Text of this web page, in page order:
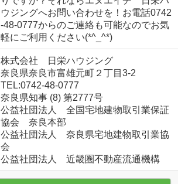
ウジングへお問い合わせを！お電話0742
-48-0777からのご連絡も可能なのでお気
軽にご利用ください(*^_^*)
株式会社 日栄ハウジング
奈良県奈良市富雄元町２丁目3-2
TEL:0742-48-0777
奈良県知事 (8) 第2777号
公益社団法人 全国宅地建物取引業保証
協会 奈良本部
公益社団法人 奈良県宅地建物取引業協
会
公益社団法人 近畿圏不動産流通機構